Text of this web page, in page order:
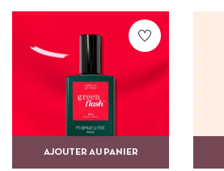
AJOUTER AU PANIER